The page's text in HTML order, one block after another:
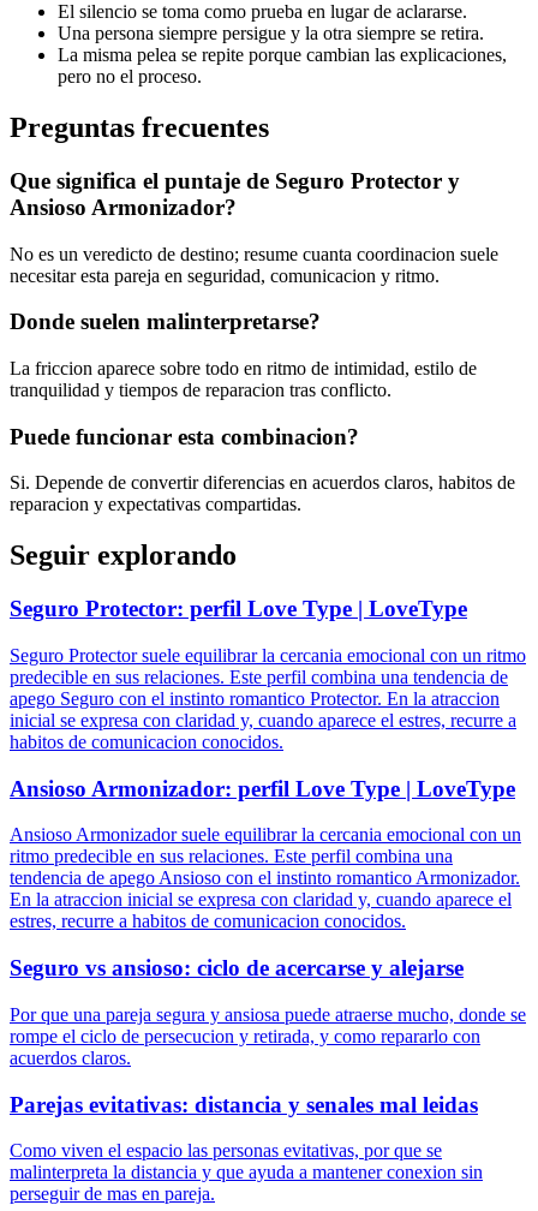
El silencio se toma como prueba en lugar de aclararse.
Una persona siempre persigue y la otra siempre se retira.
La misma pelea se repite porque cambian las explicaciones,
pero no el proceso.
Preguntas frecuentes
Que significa el puntaje de Seguro Protector y
Ansioso Armonizador?
No es un veredicto de destino; resume cuanta coordinacion suele
necesitar esta pareja en seguridad, comunicacion y ritmo.
Donde suelen malinterpretarse?
La friccion aparece sobre todo en ritmo de intimidad, estilo de
tranquilidad y tiempos de reparacion tras conflicto.
Puede funcionar esta combinacion?
Si. Depende de convertir diferencias en acuerdos claros, habitos de
reparacion y expectativas compartidas.
Seguir explorando
Seguro Protector: perfil Love Type | LoveType
Seguro Protector suele equilibrar la cercania emocional con un ritmo
predecible en sus relaciones. Este perfil combina una tendencia de
apego Seguro con el instinto romantico Protector. En la atraccion
inicial se expresa con claridad y, cuando aparece el estres, recurre a
habitos de comunicacion conocidos.
Ansioso Armonizador: perfil Love Type | LoveType
Ansioso Armonizador suele equilibrar la cercania emocional con un
ritmo predecible en sus relaciones. Este perfil combina una
tendencia de apego Ansioso con el instinto romantico Armonizador.
En la atraccion inicial se expresa con claridad y, cuando aparece el
estres, recurre a habitos de comunicacion conocidos.
Seguro vs ansioso: ciclo de acercarse y alejarse
Por que una pareja segura y ansiosa puede atraerse mucho, donde se
rompe el ciclo de persecucion y retirada, y como repararlo con
acuerdos claros.
Parejas evitativas: distancia y senales mal leidas
Como viven el espacio las personas evitativas, por que se
malinterpreta la distancia y que ayuda a mantener conexion sin
perseguir de mas en pareja.